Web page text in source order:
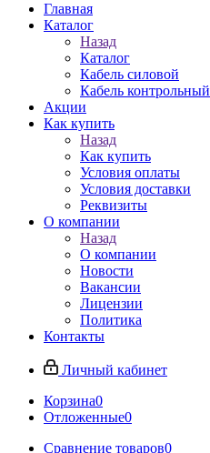
Главная
Каталог
Назад
Каталог
Кабель силовой
Кабель контрольный
Акции
Как купить
Назад
Как купить
Условия оплаты
Условия доставки
Реквизиты
О компании
Назад
О компании
Новости
Вакансии
Лицензии
Политика
Контакты
Личный кабинет
Корзина0
Отложенные0
Сравнение товаров0